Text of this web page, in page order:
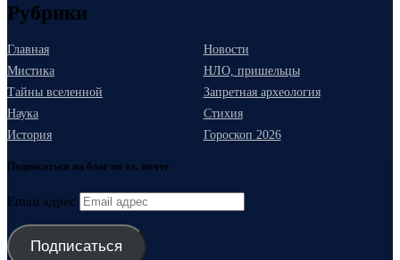
Рубрики
Главная
Новости
Мистика
НЛО, пришельцы
Тайны вселенной
Запретная археология
Наука
Стихия
История
Гороскоп 2026
Подписаться на блог по эл. почте
Email адрес
Подписаться